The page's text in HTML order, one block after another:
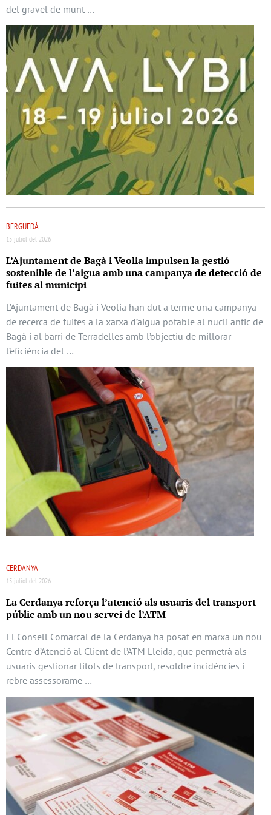
del gravel de munt …
BERGUEDÀ
15 juliol del 2026
L’Ajuntament de Bagà i Veolia impulsen la gestió
sostenible de l’aigua amb una campanya de detecció de
fuites al municipi
L’Ajuntament de Bagà i Veolia han dut a terme una campanya
de recerca de fuites a la xarxa d’aigua potable al nucli antic de
Bagà i al barri de Terradelles amb l’objectiu de millorar
l’eficiència del …
CERDANYA
15 juliol del 2026
La Cerdanya reforça l’atenció als usuaris del transport
públic amb un nou servei de l’ATM
El Consell Comarcal de la Cerdanya ha posat en marxa un nou
Centre d’Atenció al Client de l’ATM Lleida, que permetrà als
usuaris gestionar títols de transport, resoldre incidències i
rebre assessorame …